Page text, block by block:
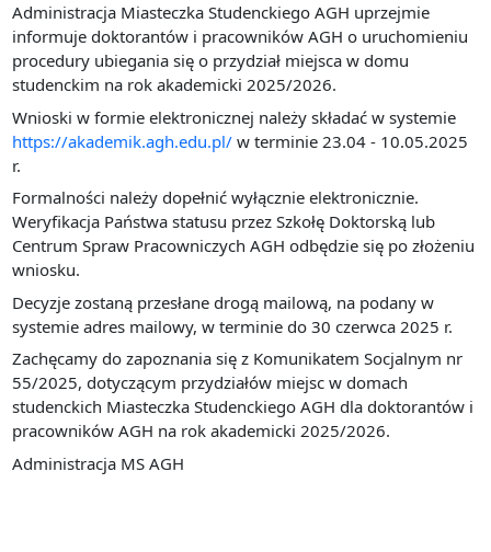
Administracja Miasteczka Studenckiego AGH uprzejmie
informuje doktorantów i pracowników AGH o uruchomieniu
procedury ubiegania się o przydział miejsca w domu
studenckim na rok akademicki 2025/2026.
Wnioski w formie elektronicznej należy składać w systemie
https://akademik.agh.edu.pl/ w terminie 23.04 - 10.05.2025
r.
Formalności należy dopełnić wyłącznie elektronicznie.
Weryfikacja Państwa statusu przez Szkołę Doktorską lub
Centrum Spraw Pracowniczych AGH odbędzie się po złożeniu
wniosku.
Decyzje zostaną przesłane drogą mailową, na podany w
systemie adres mailowy, w terminie do 30 czerwca 2025 r.
Zachęcamy do zapoznania się z Komunikatem Socjalnym nr
55/2025, dotyczącym przydziałów miejsc w domach
studenckich Miasteczka Studenckiego AGH dla doktorantów i
pracowników AGH na rok akademicki 2025/2026.
Administracja MS AGH